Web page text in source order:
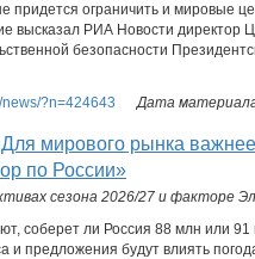
придется ограничить и мировые
высказал РИА Новости директор
безопасности
?n=424643
Дата
мирового рынка
по России»
сезона 2026/27 и факторе
соберет ли Россия 88 млн или
и предложения будут влиять